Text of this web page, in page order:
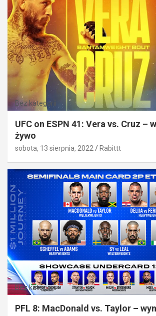
Bez kategorii
UFC on ESPN 41: Vera vs. Cruz –
żywo
sobota, 13 sierpnia, 2022 Rabittt
Bez kategorii
PFL 8: MacDonald vs. Taylor –